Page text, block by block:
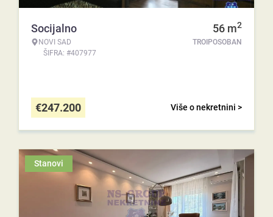
Socijalno
NOVI SAD
ŠIFRA: #407977
56 m2
TROIPOSOBAN
Više o nekretnini >
€247.200
Stanovi